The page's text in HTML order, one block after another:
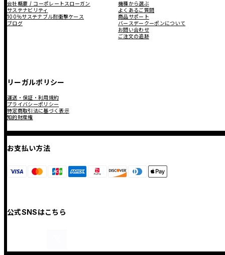
会社概要 / コーポレートスローガン
サステナビリティ
100％サステナブル耐衝撃ケース
ブログ
機種から選ぶ
よくあるご質問
商品サポート
バースデークーポンについて
お問い合わせ
ご注文の追跡
リーガルポリシー
運送・保証・利用規約
プライバシーポリシー
特定商取引法に基づく表示
知的財産権
お支払い方法
公式SNSはこちら